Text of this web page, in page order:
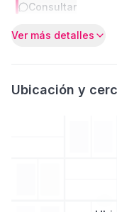
Consultar
Ver más detalles
Ubicación y